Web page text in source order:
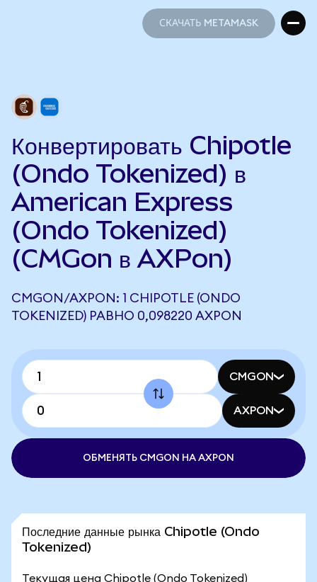
СКАЧАТЬ METAMASK
Конвертировать Chipotle
(Ondo Tokenized) в
American Express
(Ondo Tokenized)
(CMGon в AXPon)
CMGON/AXPON: 1 CHIPOTLE (ONDO
TOKENIZED) РАВНО 0,098220 AXPON
CMGON
AXPON
ОБМЕНЯТЬ CMGON НА AXPON
Последние данные рынка Chipotle (Ondo
Tokenized)
Текущая цена Chipotle (Ondo Tokenized)